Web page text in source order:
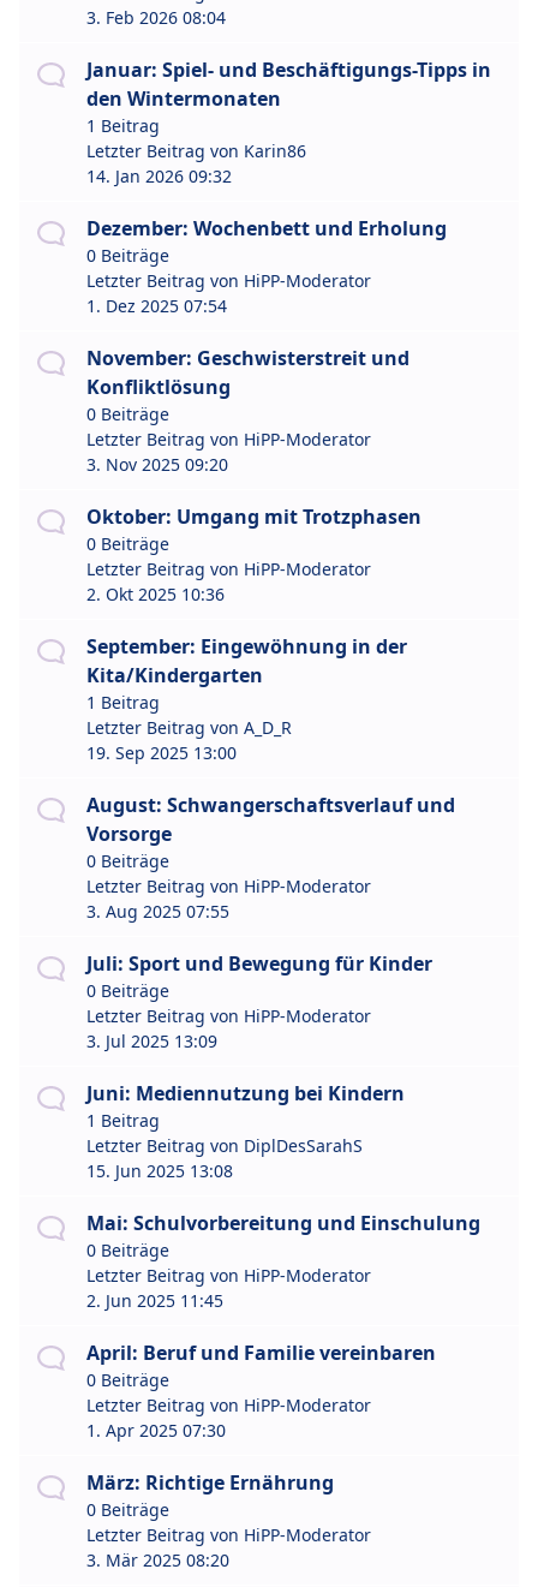
3. Feb 2026 08:04
Januar: Spiel- und Beschäftigungs-Tipps in
den Wintermonaten
1 Beitrag
Letzter Beitrag von Karin86
14. Jan 2026 09:32
Dezember: Wochenbett und Erholung
0 Beiträge
Letzter Beitrag von HiPP-Moderator
1. Dez 2025 07:54
November: Geschwisterstreit und
Konfliktlösung
0 Beiträge
Letzter Beitrag von HiPP-Moderator
3. Nov 2025 09:20
Oktober: Umgang mit Trotzphasen
0 Beiträge
Letzter Beitrag von HiPP-Moderator
2. Okt 2025 10:36
September: Eingewöhnung in der
Kita/Kindergarten
1 Beitrag
Letzter Beitrag von A_D_R
19. Sep 2025 13:00
August: Schwangerschaftsverlauf und
Vorsorge
0 Beiträge
Letzter Beitrag von HiPP-Moderator
3. Aug 2025 07:55
Juli: Sport und Bewegung für Kinder
0 Beiträge
Letzter Beitrag von HiPP-Moderator
3. Jul 2025 13:09
Juni: Mediennutzung bei Kindern
1 Beitrag
Letzter Beitrag von DiplDesSarahS
15. Jun 2025 13:08
Mai: Schulvorbereitung und Einschulung
0 Beiträge
Letzter Beitrag von HiPP-Moderator
2. Jun 2025 11:45
April: Beruf und Familie vereinbaren
0 Beiträge
Letzter Beitrag von HiPP-Moderator
1. Apr 2025 07:30
März: Richtige Ernährung
0 Beiträge
Letzter Beitrag von HiPP-Moderator
3. Mär 2025 08:20